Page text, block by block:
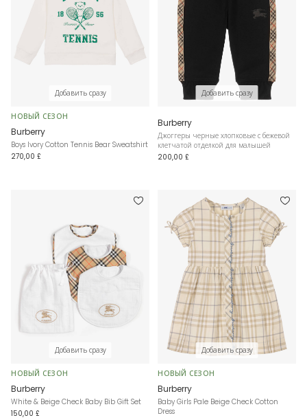
Добавить сразу
НОВЫЙ СЕЗОН
Burberry
Boys Ivory Cotton Tennis Bear Sweatshirt
270,00 £
Добавить сразу
Burberry
Джоггеры черные хлопковые с бежевой
клетчатой отделкой для малышей
200,00 £
Добавить сразу
НОВЫЙ СЕЗОН
Burberry
White & Beige Check Baby Bib Gift Set
150,00 £
Добавить сразу
НОВЫЙ СЕЗОН
Burberry
Baby Girls Pale Beige Check Cotton
Dress